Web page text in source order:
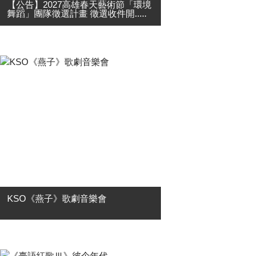
【公告】2027高雄春天藝術節「環境
舞蹈」團隊徵選計畫 徵選收件開.....
藝術節環境舞蹈系列舞作，是每年藝
術節裡重要舞蹈活動之一，透過
KSO《燕子》歌劇音樂會
子La Rondine 「如果不曾為愛瘋狂，